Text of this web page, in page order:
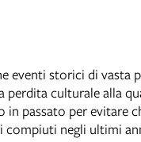
eventi storici di vasta
culturale alla
passato per evitare
negli ultimi